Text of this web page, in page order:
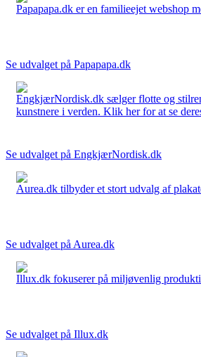
Papapapa.dk er en familieejet webshop
Se udvalget på Papapapa.dk
EngkjærNordisk.dk sælger flotte og
kunstnere i verden. Klik her for at se
Se udvalget på EngkjærNordisk.dk
Aurea.dk tilbyder et stort udvalg af
Se udvalget på Aurea.dk
Illux.dk fokuserer på miljøvenlig
Se udvalget på Illux.dk